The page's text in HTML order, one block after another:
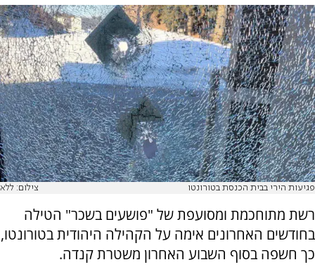
פגיעות הירי בבית הכנסת בטורונטו צילום: ללא
רשת מתוחכמת ומסועפת של "פושעים בשכר" הטילה
בחודשים האחרונים אימה על הקהילה היהודית בטורונטו,
כך חשפה בסוף השבוע האחרון משטרת קנדה.